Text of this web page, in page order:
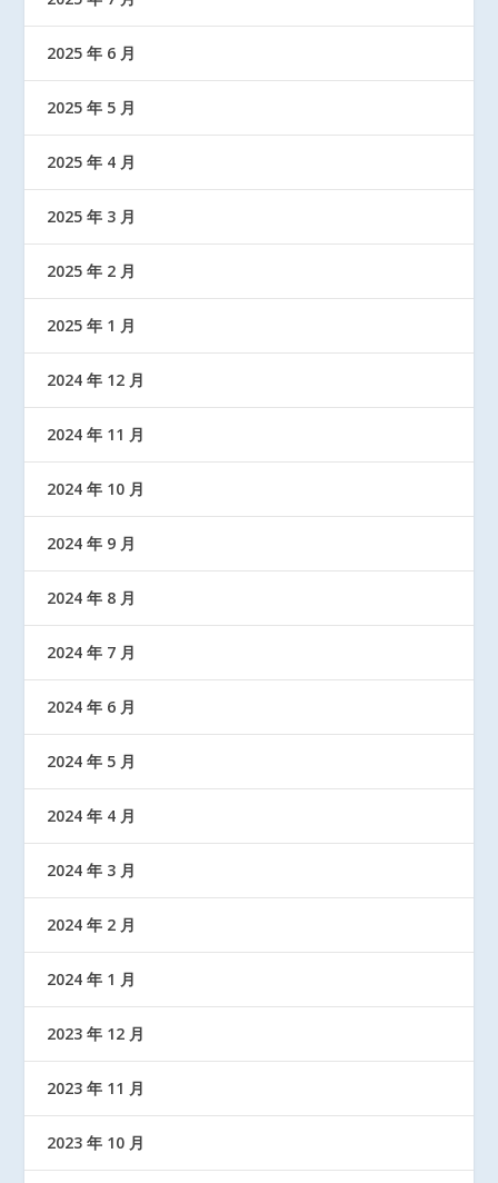
2025 年 6 月
2025 年 5 月
2025 年 4 月
2025 年 3 月
2025 年 2 月
2025 年 1 月
2024 年 12 月
2024 年 11 月
2024 年 10 月
2024 年 9 月
2024 年 8 月
2024 年 7 月
2024 年 6 月
2024 年 5 月
2024 年 4 月
2024 年 3 月
2024 年 2 月
2024 年 1 月
2023 年 12 月
2023 年 11 月
2023 年 10 月